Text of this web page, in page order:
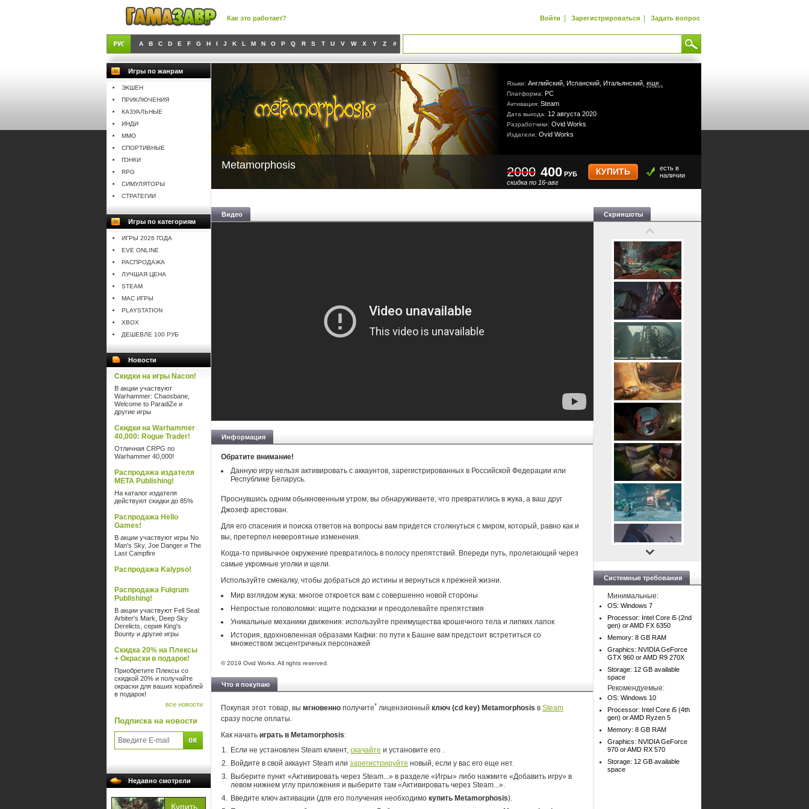
Как это работает? Войти | Зарегистрироваться | Задать вопрос
A B C D E F G H I J K L M N O P Q R S T U V W X Y Z #
Игры по жанрам
ЭКШЕН
ПРИКЛЮЧЕНИЯ
КАЗУАЛЬНЫЕ
ИНДИ
MMO
СПОРТИВНЫЕ
ГОНКИ
RPG
СИМУЛЯТОРЫ
СТРАТЕГИИ
Игры по категориям
ИГРЫ 2026 ГОДА
EVE ONLINE
РАСПРОДАЖА
ЛУЧШАЯ ЦЕНА
STEAM
MAC ИГРЫ
PLAYSTATION
XBOX
ДЕШЕВЛЕ 100 РУБ
Новости
Скидки на игры Nacon!
В акции участвуют
Warhammer: Chaosbane,
Welcome to ParadiZe и
другие игры
Скидки на Warhammer
40,000: Rogue Trader!
Отличная CRPG по
Warhammer 40,000!
Распродажа издателя
META Publishing!
На каталог издателя
действуют скидки до 85%
Распродажа Hello
Games!
В акции участвуют игры No
Man's Sky, Joe Danger и The
Last Campfire
Распродажа Kalypso!
Распродажа Fulqrum
Publishing!
В акции участвуют Fell Seal:
Arbiter's Mark, Deep Sky
Derelicts, серия King's
Bounty и другие игры
Скидка 20% на Плексы
+ Окраски в подарок!
Приобретите Плексы со
скидкой 20% и получайте
окраски для ваших кораблей
в подарок!
все новости
Подписка на новости
Недавно смотрели
Языки: Английский, Испанский, Итальянский, еще..
Платформа: PC
Активация: Steam
Дата выхода: 12 августа 2020
Разработчики: Ovid Works
Издатели: Ovid Works
Metamorphosis 2000
скидка по 16-авг
400 РУБ КУПИТЬ
есть в
наличии
Видео
Информация
Обратите внимание!
Данную игру нельзя активировать с аккаунтов, зарегистрированных в Российской Федерации или
Республике Беларусь.
Проснувшись одним обыкновенным утром, вы обнаруживаете, что превратились в жука, а ваш друг
Джозеф арестован.
Для его спасения и поиска ответов на вопросы вам придется столкнуться с миром, который, равно как и
вы, претерпел невероятные изменения.
Когда-то привычное окружение превратилось в полосу препятствий. Впереди путь, пролегающий через
самые укромные уголки и щели.
Используйте смекалку, чтобы добраться до истины и вернуться к прежней жизни.
Мир взглядом жука: многое откроется вам с совершенно новой стороны
Непростые головоломки: ищите подсказки и преодолевайте препятствия
Уникальные механики движения: используйте преимущества крошечного тела и липких лапок
История, вдохновленная образами Кафки: по пути к Башне вам предстоит встретиться со
множеством эксцентричных персонажей
© 2019 Ovid Works. All rights reserved.
Что я покупаю
Покупая этот товар, вы мгновенно получите* лицензионный ключ (cd key) Metamorphosis в Steam
сразу после оплаты.
Как начать играть в Metamorphosis:
Если не установлен Steam клиент, скачайте и установите его .
Войдите в свой аккаунт Steam или зарегистрируйте новый, если у вас его еще нет.
Выберите пункт «Активировать через Steam...» в разделе «Игры» либо нажмите «Добавить игру» в
левом нижнем углу приложения и выберите там «Активировать через Steam...».
Введите ключ активации (для его получения необходимо купить Metamorphosis).
Скриншоты
Системные требования
Минимальные:
OS: Windows 7
Processor: Intel Core i5 (2nd
gen) or AMD FX 6350
Memory: 8 GB RAM
Graphics: NVIDIA GeForce
GTX 960 or AMD R9 270X
Storage: 12 GB available
space
Рекомендуемые:
OS: Windows 10
Processor: Intel Core i5 (4th
gen) or AMD Ryzen 5
Memory: 8 GB RAM
Graphics: NVIDIA GeForce
970 or AMD RX 570
Storage: 12 GB available
space